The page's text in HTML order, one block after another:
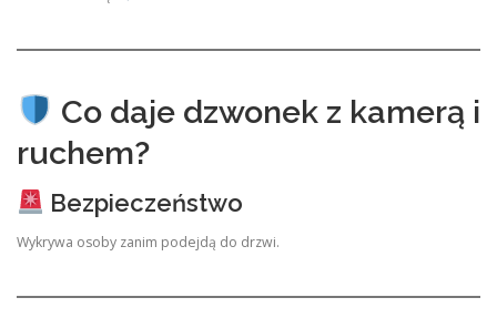
Co daje dzwonek z kamerą i
ruchem?
Bezpieczeństwo
Wykrywa osoby zanim podejdą do drzwi.